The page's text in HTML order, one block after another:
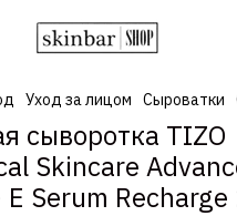
Уход за лицом Сыроватки
сыворотка TIZO
Skincare
Serum